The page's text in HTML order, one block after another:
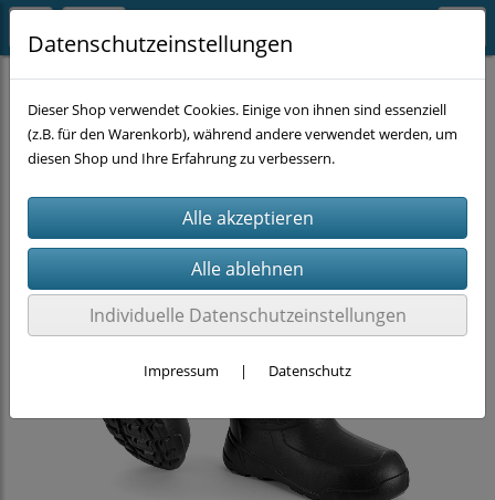
ARBEITSKLEIDUNG Schuhe
Datenschutzeinstellungen
Dieser Shop verwendet Cookies. Einige von ihnen sind essenziell
(z.B. für den Warenkorb), während andere verwendet werden, um
diesen Shop und Ihre Erfahrung zu verbessern.
Individuelle Datenschutzeinstellungen
Impressum | Datenschutz